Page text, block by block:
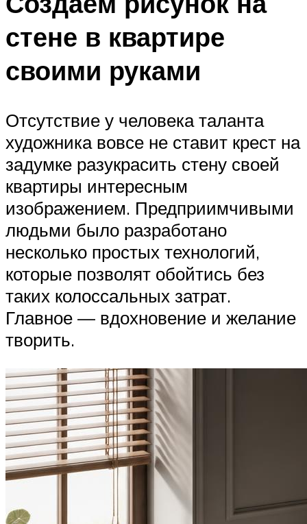
стене в квартире
своими руками
Отсутствие у человека таланта
художника вовсе не ставит крест на
задумке разукрасить стену своей
квартиры интересным
изображением. Предприимчивыми
людьми было разработано
несколько простых технологий,
которые позволят обойтись без
таких колоссальных затрат.
Главное — вдохновение и желание
творить.